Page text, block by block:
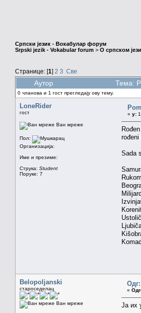
Српски језик - Вокабулар форум
Srpski jezik - Vokabular forum > О српском
Странице: [1] 2 3 Све
Аутор Тема:
0 чланова и 1 гост прегледају ову тему.
LoneRider
гост
Ван мреже
Пол:
Организација:
Име и презиме:
Струка: Student
Поруке: 7
« у:
Sada
Belopoljanski
староседелац
Ван мреже
«
Ја их